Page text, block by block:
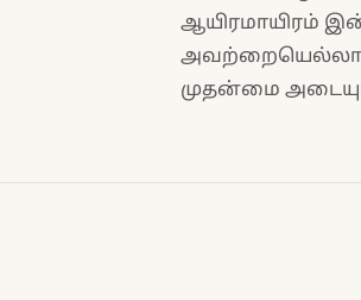
ஆயிரமாயிரம்
அவற்றையெல்லாம்
முதன்மை அடையும்